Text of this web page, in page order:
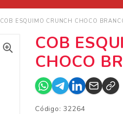
COB ESQUIMO CRUNCH CHOCO
COB
CHOCO
Código: 32264